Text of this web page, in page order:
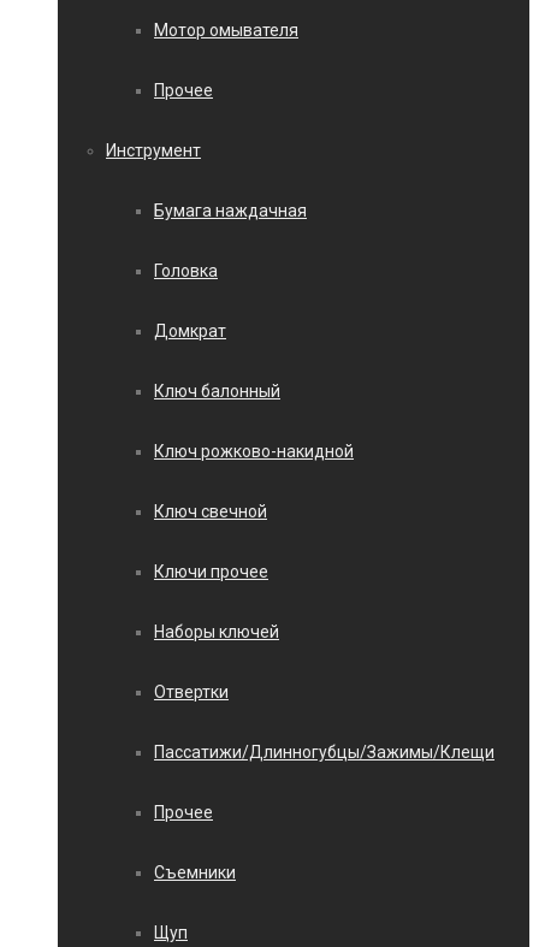
Мотор омывателя
Прочее
Инструмент
Бумага наждачная
Головка
Домкрат
Ключ балонный
Ключ рожково-накидной
Ключ свечной
Ключи прочее
Наборы ключей
Отвертки
Пассатижи/Длинногубцы/Зажимы/Клещи
Прочее
Съемники
Щуп